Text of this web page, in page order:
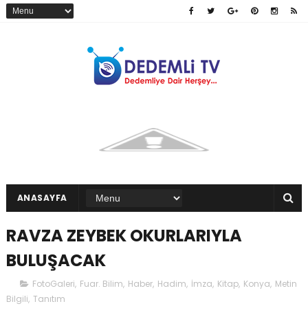
ANASAYFA
RAVZA ZEYBEK OKURLARIYLA
BULUŞACAK
FotoGaleri, Fuar. Bilim, Haber, Hadim, İmza, Kitap, Konya, Metin
Bilgili, Tanıtım